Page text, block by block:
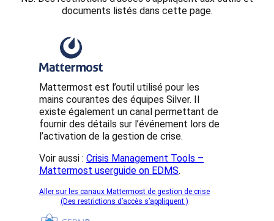
documents listés dans cette page.
Mattermost est l’outil utilisé pour les
mains courantes des équipes Silver. Il
existe également un canal permettant de
fournir des détails sur l’événement lors de
l’activation de la gestion de crise.
Voir aussi : Crisis Management Tools –
Mattermost userguide on EDMS.
Aller sur les canaux Mattermost de gestion de crise
(Des restrictions d’accès s’appliquent )